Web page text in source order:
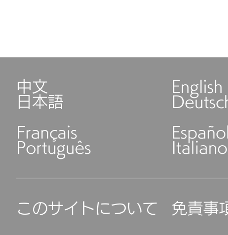
中文 English
日本語
Français
Português Italiano
このサイトについて 免責事